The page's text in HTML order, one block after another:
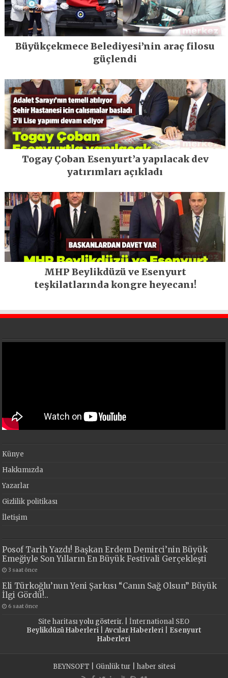
Büyükçekmece Belediyesi’nin araç filosu
güçlendi
Togay Çoban Esenyurt’a yapılacak dev
yatırımları açıkladı
MHP Beylikdüzü ve Esenyurt
teşkilatlarında kongre heyecanı!
Künye
Hakkımızda
Yazarlar
Gizlilik politikası
İletişim
Posof Tarih Yazdı! Başkan Erdem Demirci’nin Büyük
Emeğiyle Son Yılların En Büyük Festivali Gerçekleşti
3 saat önce
Eli Türkoğlu’nun Yeni Şarkısı “Canın Sağ Olsun” Büyük
İlgi Gördü!..
6 saat önce
Site haritasıyolu gösterir. |İnternational SEO
Beylikdüzü Haberleri| Avcılar Haberleri| Esenyurt
Haberleri
BEYNSOFT Günlük tur haber sitesi